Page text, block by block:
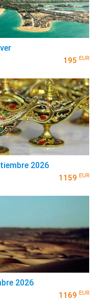
195 EUR
2026
1159 EUR
2026
1169 EUR